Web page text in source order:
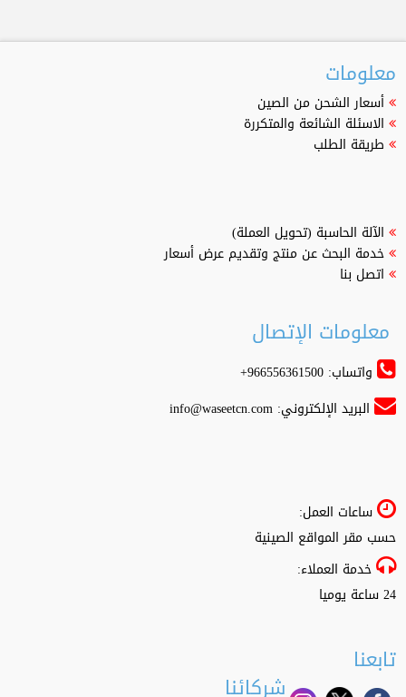
معلومات
أسعار الشحن من الصين
الاسئلة الشائعة والمتكررة
طريقة الطلب
الآلة الحاسبة (تحويل العملة)
خدمة البحث عن منتج وتقديم عرض أسعار
اتصل بنا
معلومات الإتصال
واتساب: 966556361500+
البريد الإلكتروني:info@waseetcn.com
ساعات العمل:
حسب مقر المواقع الصينية
خدمة العملاء:
24 ساعة يوميا
تابعنا
شركائنا